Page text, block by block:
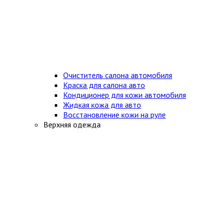
Очиститель салона автомобиля
Краска для салона авто
Кондиционер для кожи автомобиля
Жидкая кожа для авто
Восстановление кожи на руле
Верхняя одежда